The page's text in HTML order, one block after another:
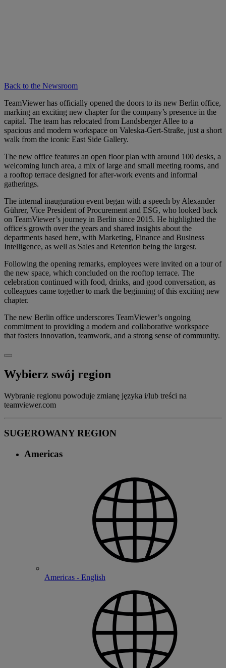
Back to the Newsroom
TeamViewer has officially opened the doors to its new Berlin office,
marking an exciting new chapter for the company’s presence in the
capital. The team has relocated from Landsberger Allee to a
spacious and modern workspace on Valeska-Gert-Straße, just a short
walk from the iconic East Side Gallery.
The new office features an open floor plan with around 100 desks, a
welcoming lunch area, a mix of large and small meeting rooms, and
a rooftop terrace designed for after-work events and informal
gatherings.
The internal inauguration event began with a speech by Alexander
Gührer, Vice President of Procurement and ESG, who looked back
on TeamViewer’s journey in Berlin since 2015. He highlighted the
office's growth over the years and shared insights about the
departments based here, with Marketing, Finance and Business
Intelligence, as well as Sales and Retention being the largest.
Following the opening remarks, employees were invited on a tour of
the new space, which concluded on the rooftop terrace. The
celebration continued with food, drinks, and good conversation, as
colleagues came together to mark the beginning of this exciting new
chapter.
The new Berlin office underscores TeamViewer’s ongoing
commitment to providing a modern and collaborative workspace
that fosters innovation, teamwork, and a strong sense of community.
Wybierz swój region
Wybranie regionu powoduje zmianę języka i/lub treści na
teamviewer.com
SUGEROWANY REGION
Americas
Americas - English